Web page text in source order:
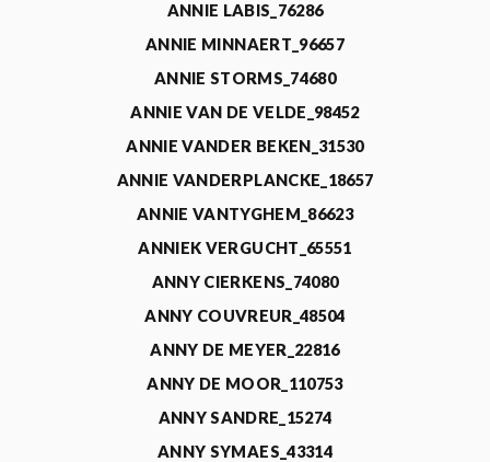
ANNIE LABIS_76286
ANNIE MINNAERT_96657
ANNIE STORMS_74680
ANNIE VAN DE VELDE_98452
ANNIE VANDER BEKEN_31530
ANNIE VANDERPLANCKE_18657
ANNIE VANTYGHEM_86623
ANNIEK VERGUCHT_65551
ANNY CIERKENS_74080
ANNY COUVREUR_48504
ANNY DE MEYER_22816
ANNY DE MOOR_110753
ANNY SANDRE_15274
ANNY SYMAES_43314